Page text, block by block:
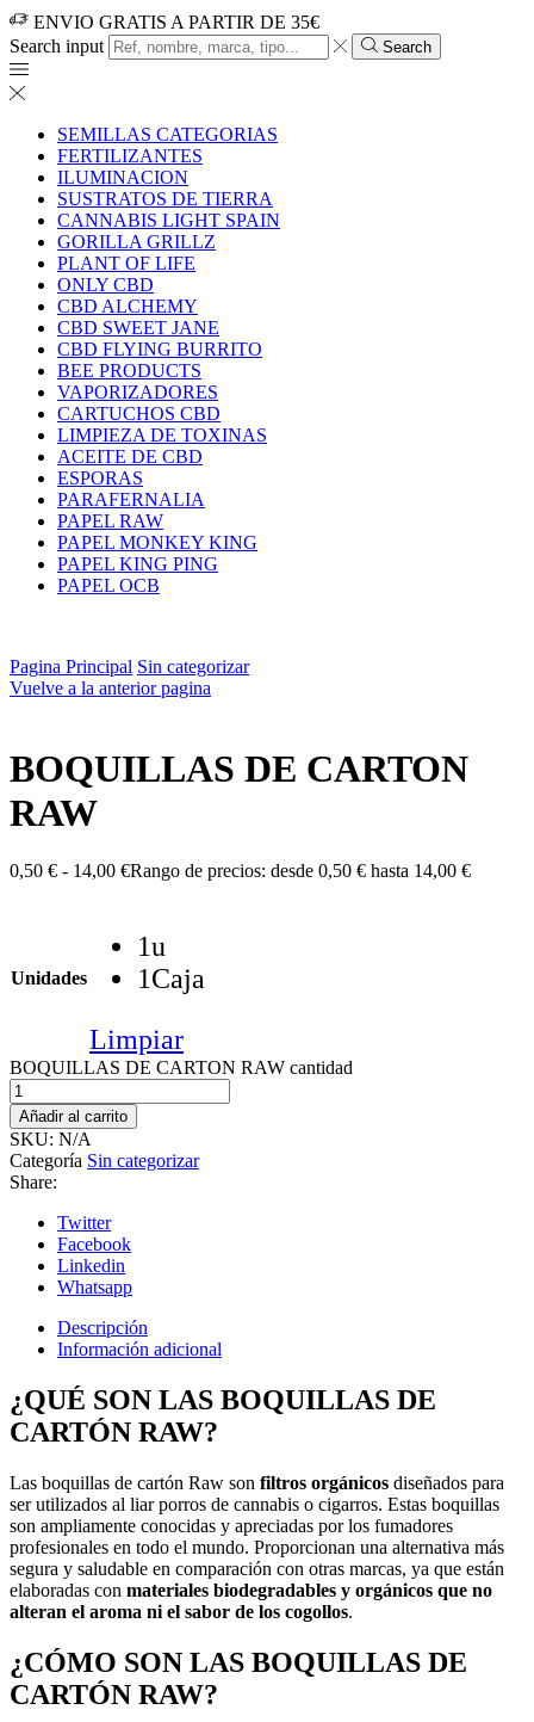
ENVIO GRATIS A PARTIR DE 35€
Search input
Search
SEMILLAS CATEGORIAS
FERTILIZANTES
ILUMINACION
SUSTRATOS DE TIERRA
CANNABIS LIGHT SPAIN
GORILLA GRILLZ
PLANT OF LIFE
ONLY CBD
CBD ALCHEMY
CBD SWEET JANE
CBD FLYING BURRITO
BEE PRODUCTS
VAPORIZADORES
CARTUCHOS CBD
LIMPIEZA DE TOXINAS
ACEITE DE CBD
ESPORAS
PARAFERNALIA
PAPEL RAW
PAPEL MONKEY KING
PAPEL KING PING
PAPEL OCB
Pagina Principal Sin categorizar
Vuelve a la anterior pagina
BOQUILLAS DE CARTON
RAW
0,50 € - 14,00 €Rango de precios: desde 0,50 € hasta 14,00 €
Unidades
1u
1Caja
Limpiar
BOQUILLAS DE CARTON RAW cantidad
Añadir al carrito
SKU: N/A
Categoría Sin categorizar
Share:
Twitter
Facebook
Linkedin
Whatsapp
Descripción
Información adicional
¿QUÉ SON LAS BOQUILLAS DE
CARTÓN RAW?
Las boquillas de cartón Raw son filtros orgánicos diseñados para
ser utilizados al liar porros de cannabis o cigarros. Estas boquillas
son ampliamente conocidas y apreciadas por los fumadores
profesionales en todo el mundo. Proporcionan una alternativa más
segura y saludable en comparación con otras marcas, ya que están
elaboradas con materiales biodegradables y orgánicos que no
alteran el aroma ni el sabor de los cogollos.
¿CÓMO SON LAS BOQUILLAS DE
CARTÓN RAW?